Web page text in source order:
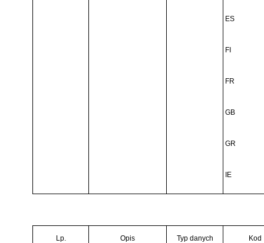
ES
FI
FR
GB
GR
IE
Lp. Opis Typ danych Kod